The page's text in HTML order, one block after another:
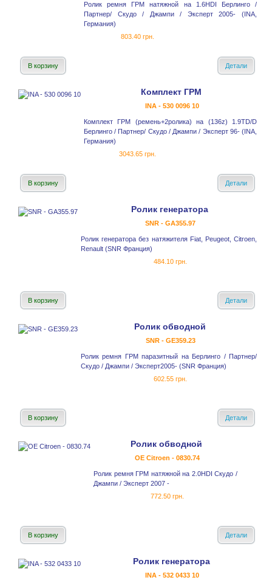
Ролик ремня ГРМ натяжной на 1.6HDI Берлинго /
Партнер/ Скудо / Джампи / Эксперт 2005- (INA,
Германия)
803.40 грн.
В корзину Детали
Комплект ГРМ
INA - 530 0096 10
Комплект ГРМ (ремень+2ролика) на (136z) 1.9TD/D
Берлинго / Партнер/ Скудо / Джампи / Эксперт 96- (INA,
Германия)
3043.65 грн.
В корзину Детали
Ролик генератора
SNR - GA355.97
Ролик генератора без натяжителя Fiat, Peugeot, Citroen,
Renault (SNR Франция)
484.10 грн.
В корзину Детали
Ролик обводной
SNR - GE359.23
Ролик ремня ГРМ паразитный на Берлинго / Партнер/
Скудо / Джампи / Эксперт2005- (SNR Франция)
602.55 грн.
В корзину Детали
Ролик обводной
OE Citroen - 0830.74
Ролик ремня ГРМ натяжной на 2.0HDI Скудо /
Джампи / Эксперт 2007 -
772.50 грн.
В корзину Детали
Ролик генератора
INA - 532 0433 10